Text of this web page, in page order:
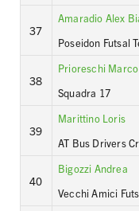
37
Amaradio Alex
Poseidon Futsal
38
Prioreschi Marco
Squadra 17
39
Marittino Loris
AT Bus Drivers
40
Bigozzi Andrea
Vecchi Amici